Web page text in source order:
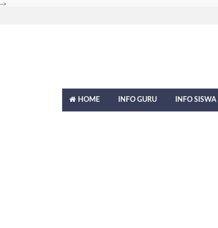
-->
HOME INFO GURU INFO SISWA